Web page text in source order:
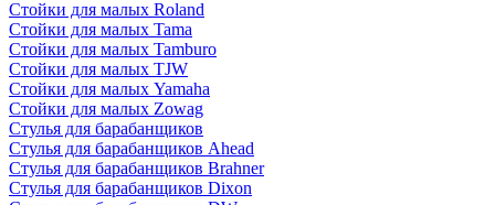
Стойки для малых Roland
Стойки для малых Tama
Стойки для малых Tamburo
Стойки для малых TJW
Стойки для малых Yamaha
Стойки для малых Zowag
Стулья для барабанщиков
Стулья для барабанщиков Ahead
Стулья для барабанщиков Brahner
Стулья для барабанщиков Dixon